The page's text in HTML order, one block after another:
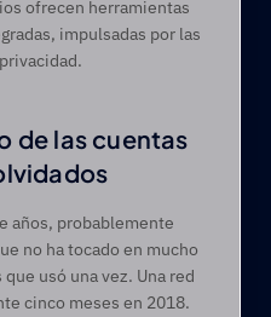
ofrecen herramientas
impulsadas por las
de las cuentas
años, probablemente
no ha tocado en mucho
usó una vez. Una red
cinco meses en 2018.